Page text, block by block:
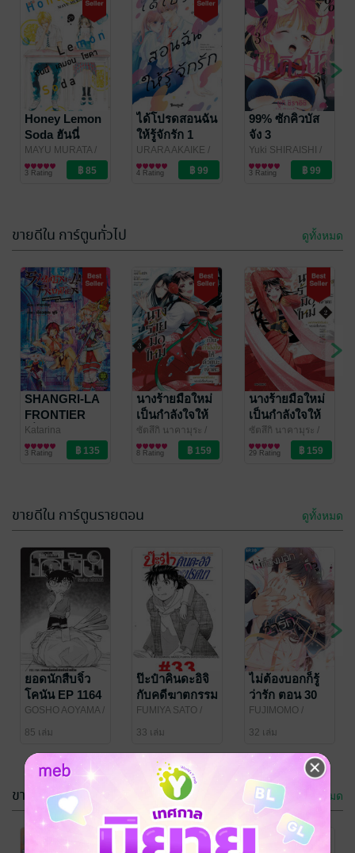
Honey Lemon
Soda ฮันนี่
เลมอน โซดา 29
MAYU MURATA/
Bongkoch
Publishing
การ์ตูนผู้หญิง
3 Rating
ได้โปรดสอนฉัน
ให้รู้จักรัก 1
URARA AKAIKE /
Bongkoch
Publishing
การ์ตูนผู้หญิง
4 Rating
99% ซักคิวบัส
จัง 3
Yuki SHIRAISHI
/
Bongkoch
Publishing
การ์ตูนผู้หญิง
3 Rating
ขายดีใน การ์ตูนทั่วไป ดูทั้งหมด
SHANGRI-LA
FRONTIER
เมื่อนักล่าเกม
ขยะท้าสู้ในเกม
เทพ เล่ม 20
Katarina
/Ryousuke Fuji /
LUCKPIM
การ์ตูนทั่วไป
3 Rating
นางร้ายมือใหม่
เป็นกำลังใจให้
ด้วยนะเจ้าคะ
เล่ม 3 (ฉบับ
ซัตสึกิ นาคามุระ /
PHOENIX NEXT
การ์ตูนทั่วไป
8 Rating
นางร้ายมือใหม่
เป็นกำลังใจให้
ด้วยนะเจ้าคะ
เล่ม 2 (ฉบับ
ซัตสึกิ นาคามุระ /
PHOENIX NEXT
การ์ตูนทั่วไป
29 Rating
ขายดีใน การ์ตูนรายตอน ดูทั้งหมด
ยอดนักสืบจิ๋ว
โคนัน EP 1164
GOSHO AOYAMA /
85 เล่ม
ป๊ะป๋าคินดะอิจิ
กับคดีฆาตกรรม
ปริศนา - EP 33
FUMIYA SATO /
Vibulkij Publishing
33 เล่ม
ไม่ต้องบอกก็รู้
ว่ารัก ตอน 30
FUJIMOMO /
Publishing
32 เล่ม
ขายดีใน ไลท์โนเวล ดูทั้งหมด